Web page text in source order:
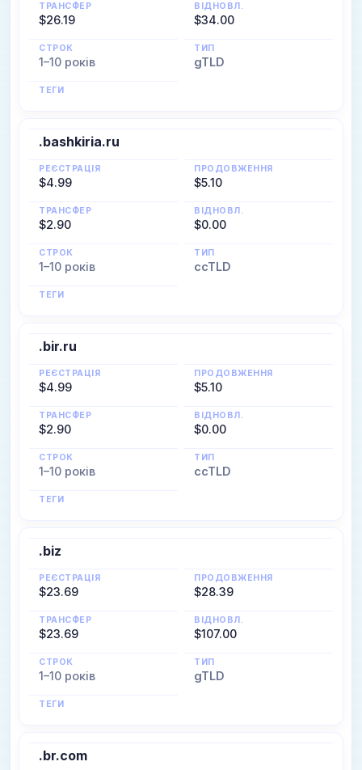
ТРАНСФЕР
$26.19
ВІДНОВЛ.
$34.00
СТРОК
1–10 років
ТИП
gTLD
ТЕГИ
.bashkiria.ru
РЕЄСТРАЦІЯ
$4.99
ПРОДОВЖЕННЯ
$5.10
ТРАНСФЕР
$2.90
ВІДНОВЛ.
$0.00
СТРОК
1–10 років
ТИП
ccTLD
ТЕГИ
.bir.ru
РЕЄСТРАЦІЯ
$4.99
ПРОДОВЖЕННЯ
$5.10
ТРАНСФЕР
$2.90
ВІДНОВЛ.
$0.00
СТРОК
1–10 років
ТИП
ccTLD
ТЕГИ
.biz
РЕЄСТРАЦІЯ
$23.69
ПРОДОВЖЕННЯ
$28.39
ТРАНСФЕР
$23.69
ВІДНОВЛ.
$107.00
СТРОК
1–10 років
ТИП
gTLD
ТЕГИ
.br.com